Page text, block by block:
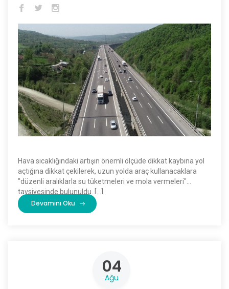
Hava sıcaklığındaki artışın önemli ölçüde dikkat kaybına yol
açtığına dikkat çekilerek, uzun yolda araç kullanacaklara
"düzenli aralıklarla su tüketmeleri ve mola vermeleri"
tavsiyesinde bulunuldu. […]
Devamını Oku
04
Ağu